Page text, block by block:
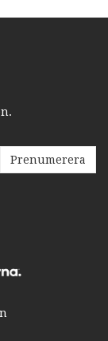
Prenumerera